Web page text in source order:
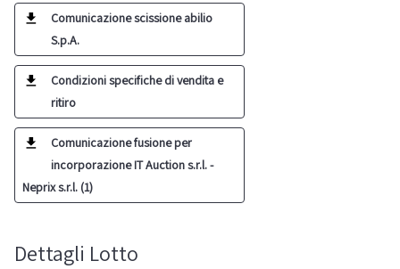
Comunicazione scissione abilio
S.p.A.
Condizioni specifiche di vendita e
ritiro
Comunicazione fusione per
incorporazione IT Auction s.r.l. -
Neprix s.r.l. (1)
Dettagli Lotto